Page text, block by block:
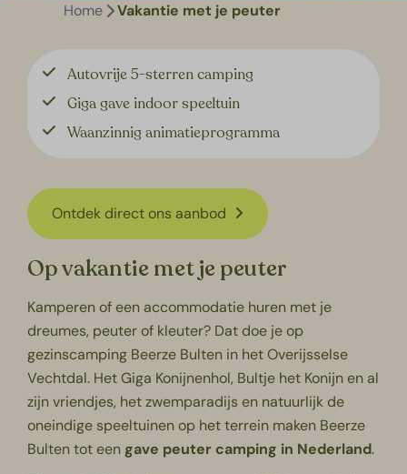
Home Vakantie met je peuter
Autovrije 5-sterren camping
Giga gave indoor speeltuin
Waanzinnig animatieprogramma
Ontdek direct ons aanbod
Op vakantie met je peuter
Kamperen of een accommodatie huren met je
dreumes, peuter of kleuter? Dat doe je op
gezinscamping Beerze Bulten in het Overijsselse
Vechtdal. Het Giga Konijnenhol, Bultje het Konijn en al
zijn vriendjes, het zwemparadijs en natuurlijk de
oneindige speeltuinen op het terrein maken Beerze
Bulten tot een gave peuter camping in Nederland.